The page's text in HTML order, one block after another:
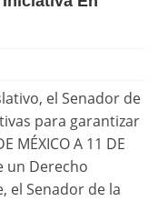
el Senador de
para garantizar
MÉXICO A 11 DE
un Derecho
el Senador de la